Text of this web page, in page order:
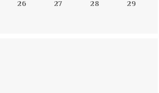
26 27 28
29